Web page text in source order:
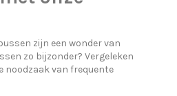
zijn een wonder van
zo bijzonder? Vergeleken
noodzaak van frequente